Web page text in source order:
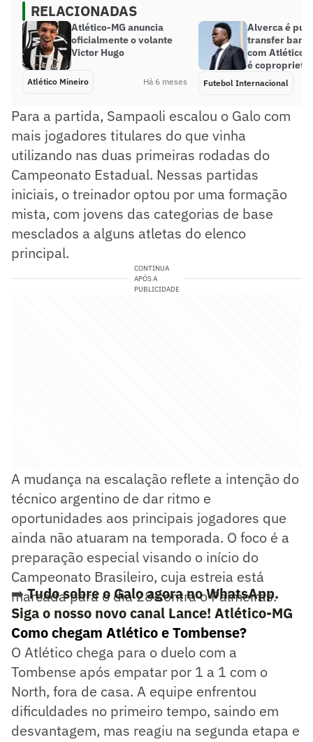
RELACIONADAS
Atlético-MG anuncia
oficialmente o volante
Victor Hugo
Atlético Mineiro Há 6 meses
Alverca é
transfer ban
com Atlético-
é
Futebol Internacional
Para a partida, Sampaoli escalou o Galo com
mais jogadores titulares do que vinha
utilizando nas duas primeiras rodadas do
Campeonato Estadual. Nessas partidas
iniciais, o treinador optou por uma formação
mista, com jovens das categorias de base
mesclados a alguns atletas do elenco
principal.
CONTINUA
APÓS A
PUBLICIDADE
A mudança na escalação reflete a intenção do
técnico argentino de dar ritmo e
oportunidades aos principais jogadores que
ainda não atuaram na temporada. O foco é a
preparação especial visando o início do
Campeonato Brasileiro, cuja estreia está
marcada para o dia 28 contra o Palmeiras.
➡️Tudo sobre o Galo agora no WhatsApp.
Siga o nosso novo canal Lance! Atlético-MG
Como chegam Atlético e Tombense?
O Atlético chega para o duelo com a
Tombense após empatar por 1 a 1 com o
North, fora de casa. A equipe enfrentou
dificuldades no primeiro tempo, saindo em
desvantagem, mas reagiu na segunda etapa e